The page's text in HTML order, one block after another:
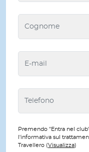
Premendo "Entra nel
l'informativa sul
Travellero (Visualizza)